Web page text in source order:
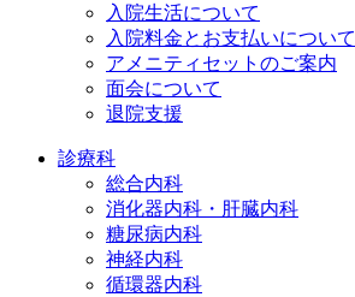
入院生活について
入院料金とお支払いについて
アメニティセットのご案内
面会について
退院支援
診療科
総合内科
消化器内科・肝臓内科
糖尿病内科
神経内科
循環器内科